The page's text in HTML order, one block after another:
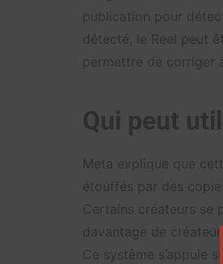
publication pour
détecté, le Reel peut
permettre de corriger
Qui peut
Meta explique que
étouffés par des
Certains créateurs se
davantage de
Ce système s’appuie